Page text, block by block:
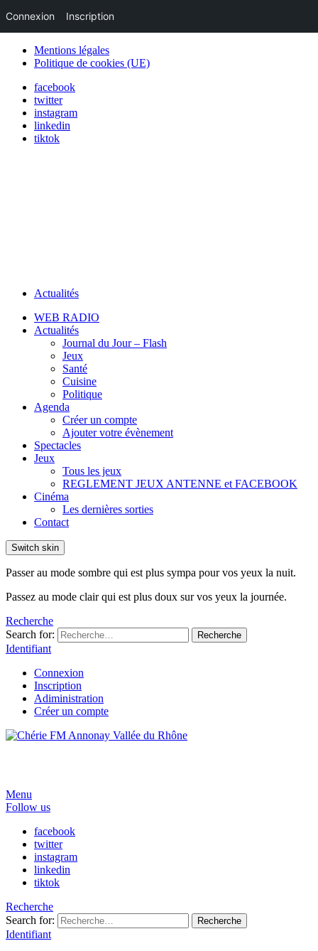
Mentions légales
Politique de cookies (UE)
facebook
twitter
instagram
linkedin
tiktok
Actualités
WEB RADIO
Actualités
Journal du Jour – Flash
Jeux
Santé
Cuisine
Politique
Agenda
Créer un compte
Ajouter votre évènement
Spectacles
Jeux
Tous les jeux
REGLEMENT JEUX ANTENNE et FACEBOOK
Cinéma
Les dernières sorties
Contact
Switch skin
Passer au mode sombre qui est plus sympa pour vos yeux la nuit.
Passez au mode clair qui est plus doux sur vos yeux la journée.
Recherche
Search for:
Recherche
Identifiant
Connexion
Inscription
Adiministration
Créer un compte
Menu
Follow us
facebook
twitter
instagram
linkedin
tiktok
Recherche
Search for:
Recherche
Identifiant
Connexion Inscription